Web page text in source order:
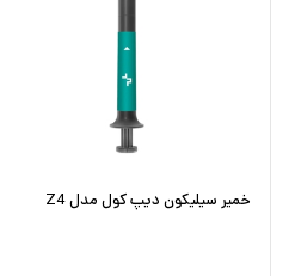
خمیر سیلیکون دیپ کول مدل Z4